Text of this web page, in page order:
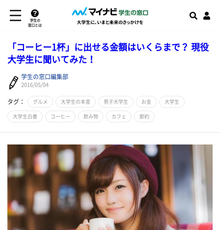
学生の
窓口とは
「コーヒー1杯」に出せる金額はいくらまで？ 現役
大学生に聞いてみた！
学生の窓口編集部
2016/05/04
タグ： グルメ 大学生の本音 男子大学生 お金 大学生
大学生白書 コーヒー 飲み物 カフェ 節約